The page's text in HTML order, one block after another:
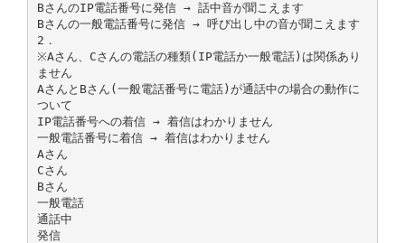
BさんのIP電話番号に発信 → 話中音が聞こえます
Bさんの一般電話番号に発信 → 呼び出し中の音が聞こえます
2．
※Aさん、Cさんの電話の種類(IP電話か一般電話)は関係あり
ません
AさんとBさん(一般電話番号に電話)が通話中の場合の動作に
ついて
IP電話番号への着信 → 着信はわかりません
一般電話番号に着信 → 着信はわかりません
Aさん
Cさん
Bさん
一般電話
通話中
発信